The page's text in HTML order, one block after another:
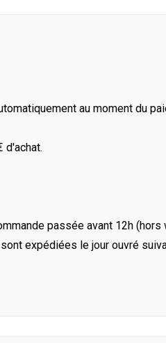
au moment du
d'achat.
passée avant 12h
expédiées le jour ouvré